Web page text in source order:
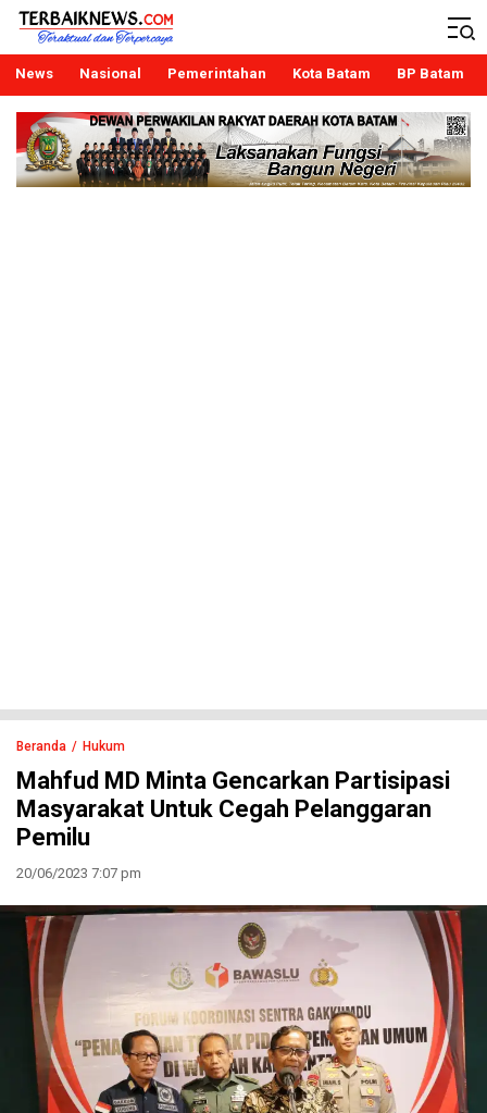
Terbaiknews
Teraktual dan Terpercaya
News Nasional Pemerintahan Kota Batam BP Batam
Beranda Hukum
Mahfud MD Minta Gencarkan Partisipasi
Masyarakat Untuk Cegah Pelanggaran
Pemilu
20/06/2023 7:07 pm